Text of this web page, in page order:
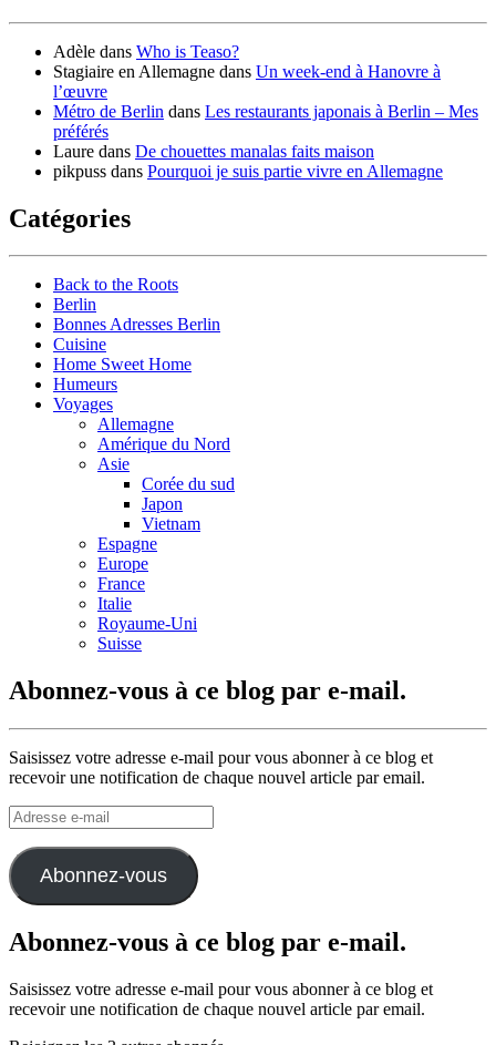
Adèle dans Who is Teaso?
Stagiaire en Allemagne dans Un week-end à Hanovre à
l’œuvre
Métro de Berlin dans Les restaurants japonais à Berlin – Mes
préférés
Laure dans De chouettes manalas faits maison
pikpuss dans Pourquoi je suis partie vivre en Allemagne
Catégories
Back to the Roots
Berlin
Bonnes Adresses Berlin
Cuisine
Home Sweet Home
Humeurs
Voyages
Allemagne
Amérique du Nord
Asie
Corée du sud
Japon
Vietnam
Espagne
Europe
France
Italie
Royaume-Uni
Suisse
Abonnez-vous à ce blog par e-mail.
Saisissez votre adresse e-mail pour vous abonner à ce blog et
recevoir une notification de chaque nouvel article par email.
Adresse
e-
mail
Abonnez-vous
Abonnez-vous à ce blog par e-mail.
Saisissez votre adresse e-mail pour vous abonner à ce blog et
recevoir une notification de chaque nouvel article par email.